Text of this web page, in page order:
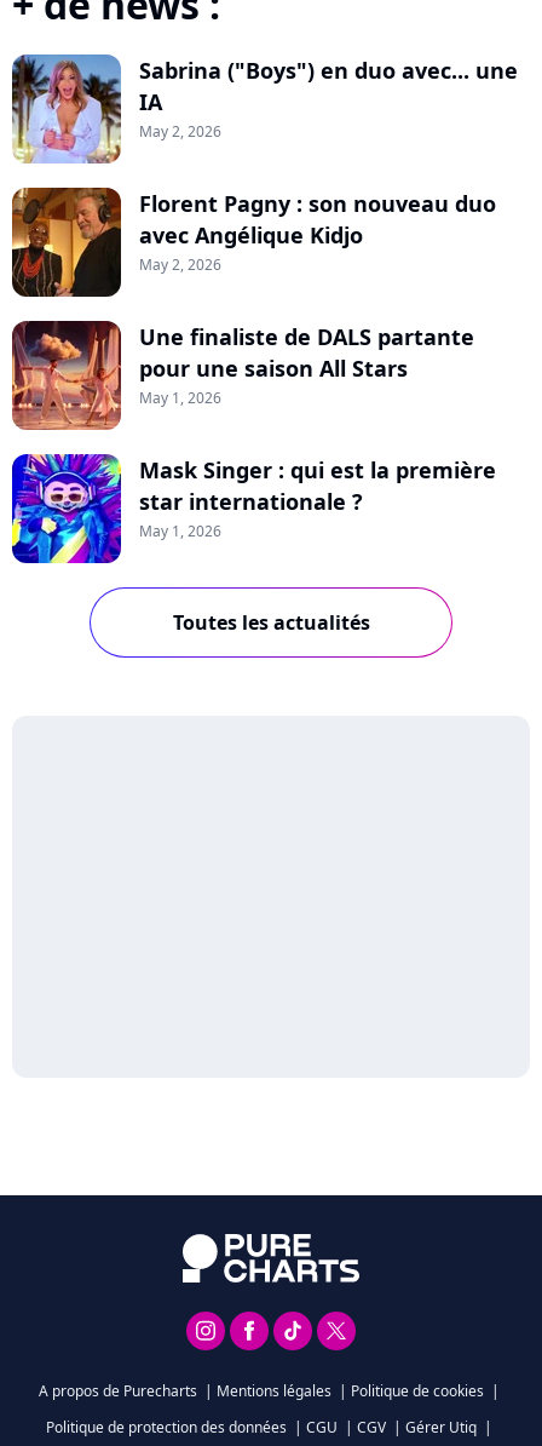
Sabrina ("Boys") en duo avec... une
IA
May 2, 2026
Florent Pagny : son nouveau duo
avec Angélique Kidjo
May 2, 2026
Une finaliste de DALS partante
pour une saison All Stars
May 1, 2026
Mask Singer : qui est la première
star internationale ?
May 1, 2026
Toutes les actualités
A propos de Purecharts | Mentions légales | Politique de cookies |
Politique de protection des données | CGU | CGV | Gérer Utiq |